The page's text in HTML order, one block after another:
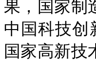
果，国家制
中国科技创
国家高新